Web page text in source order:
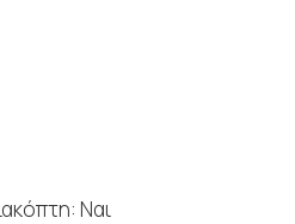
Ναι